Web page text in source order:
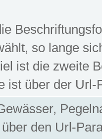
so lange
ist die zweite
ist über der
den Url-